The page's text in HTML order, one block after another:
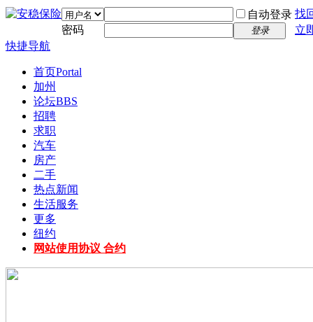
自动登录 找
密码
登录
立
快捷导航
首页Portal
加州
论坛BBS
招聘
求职
汽车
房产
二手
热点新闻
生活服务
更多
纽约
网站使用协议 合约